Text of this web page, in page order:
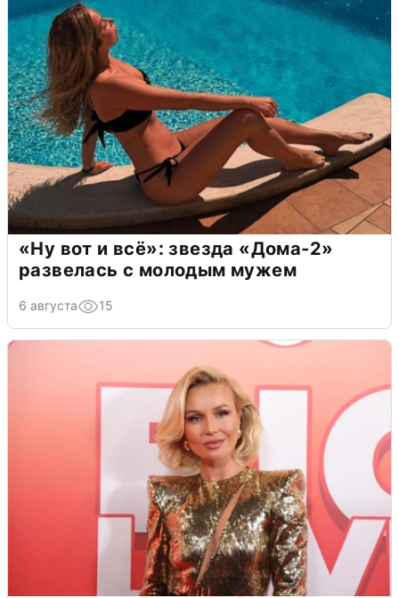
«Ну вот и всё»: звезда «Дома-2»
развелась с молодым мужем
6 августа 15